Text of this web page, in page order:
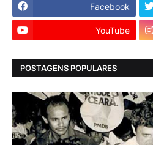
Facebook
YouTube
POSTAGENS POPULARES